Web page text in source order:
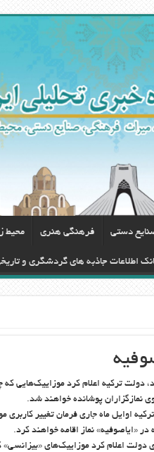
دستی فرهنگی هنری محيط
اطلاعات جاذبه های گردشگری و
دولت ترکیه اعلام کرد موزاییک‌هایی
نمازگزاران پوشانده خواهند شد.
اوایل ماه جاری فرمان تغییر کاربری
«ایاصوفیه» نماز اقامه خواهند کرد.
دولت اعلام کرد موزاییک‌های